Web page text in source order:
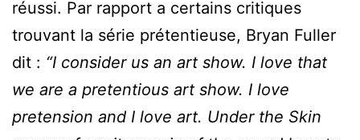
réussi. Par rapport a certains critiques
trouvant la série prétentieuse, Bryan Fuller
dit : “I consider us an art show. I love that
we are a pretentious art show. I love
pretension and I love art. Under the Skin